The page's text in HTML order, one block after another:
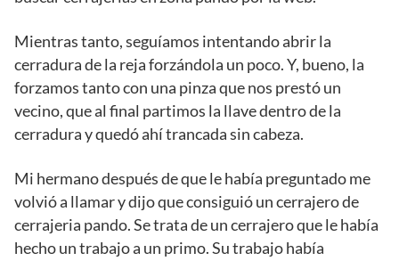
Mientras tanto, seguíamos intentando abrir la
cerradura de la reja forzándola un poco. Y, bueno, la
forzamos tanto con una pinza que nos prestó un
vecino, que al final partimos la llave dentro de la
cerradura y quedó ahí trancada sin cabeza.
Mi hermano después de que le había preguntado me
volvió a llamar y dijo que consiguió un cerrajero de
cerrajeria pando. Se trata de un cerrajero que le había
hecho un trabajo a un primo. Su trabajo había